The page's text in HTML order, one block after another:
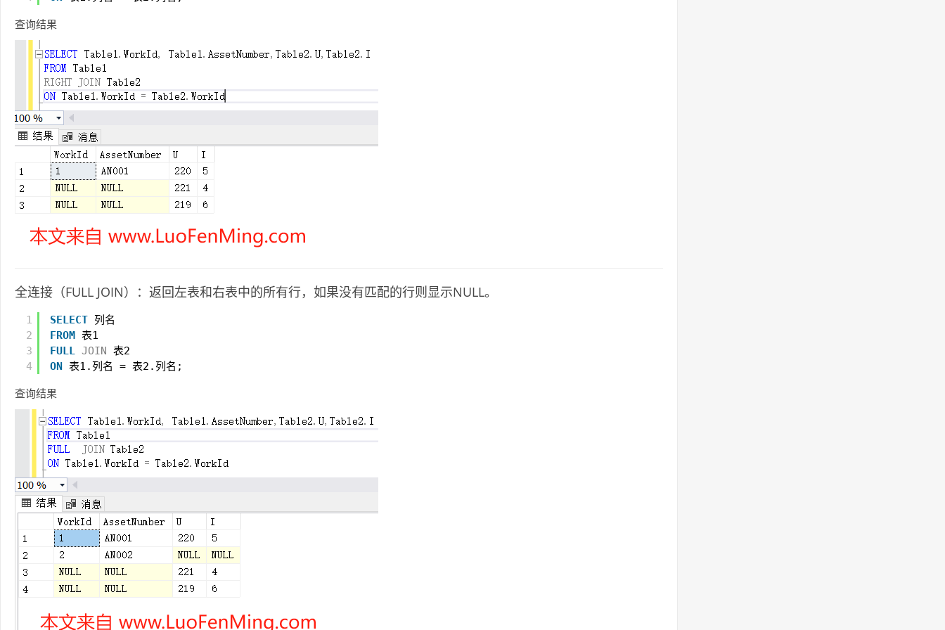
查询结果
全连接（FULL JOIN）：返回左表和右表中的所有行，如果没有匹配的行则显示NULL。
1
2
3
4
SELECT 列名
FROM 表1
FULL JOIN 表2
ON 表1.列名 = 表2.列名;
查询结果